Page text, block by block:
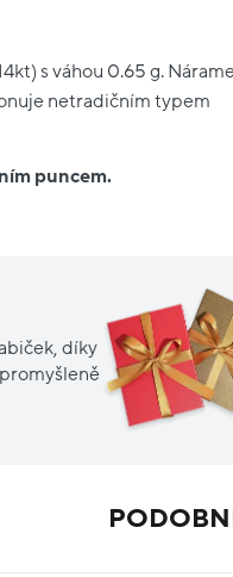
s váhou 0.65 g.
netradičním typem
puncem.
díky